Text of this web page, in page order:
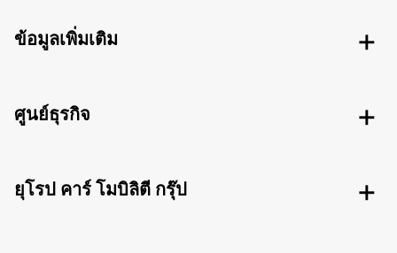
ข้อมูลเพิ่มเติม
ศูนย์ธุรกิจ
ยุโรป คาร์ โมบิลิตี กรุ๊ป